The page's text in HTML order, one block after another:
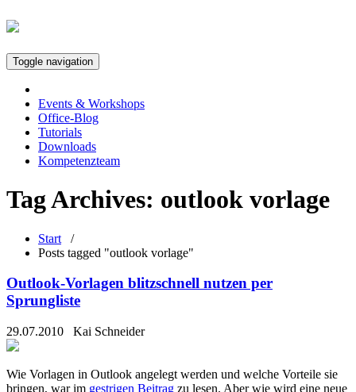
Toggle navigation
Events & Workshops
Office-Blog
Tutorials
Downloads
Kompetenzteam
Tag Archives: outlook vorlage
Start /
Posts tagged "outlook vorlage"
Outlook-Vorlagen blitzschnell nutzen per
Sprungliste
29.07.2010 Kai Schneider
Wie Vorlagen in Outlook angelegt werden und welche Vorteile sie
bringen, war im gestrigen Beitrag zu lesen. Aber wie wird eine neue